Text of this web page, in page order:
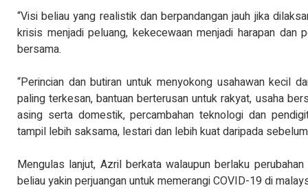
“Visi beliau yang realistik dan berpandangan jauh jika
krisis menjadi peluang, kekecewaan menjadi harapan dan
bersama.
“Perincian dan butiran untuk menyokong usahawan kecil
paling terkesan, bantuan berterusan untuk rakyat, usaha
asing serta domestik, percambahan teknologi dan
tampil lebih saksama, lestari dan lebih kuat daripada
Mengulas lanjut, Azril berkata walaupun berlaku
beliau yakin perjuangan untuk memerangi COVID-19 di